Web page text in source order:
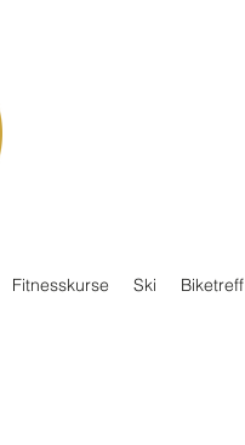
Fitnesskurse Ski Biketreff